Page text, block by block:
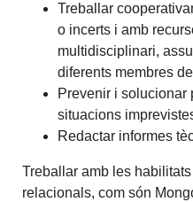
Treballar
o incerts i amb
multidisciplinari,
diferents membres
Prevenir i solucionar
situacions
Redactar informes
Treballar amb les
relacionals, com són